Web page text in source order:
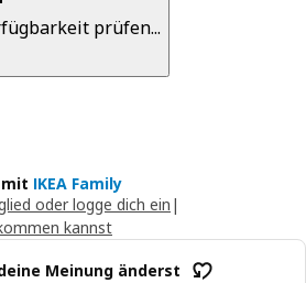
prüfen...
mit IKEA Family
oder logge dich ein |
kannst
Meinung änderst